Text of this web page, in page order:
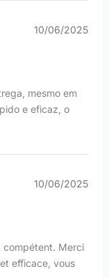
10/06/2025
mesmo em
e eficaz, o
10/06/2025
compétent. Merci
efficace, vous